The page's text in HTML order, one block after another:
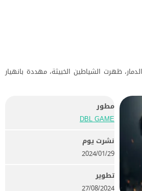
ظهرت الشياطين الخبيثة، مهددة بانهيار
مطور
DBL GAME‏
نشرت يوم
29‏/01‏/2024
تطوير
27/08/2024